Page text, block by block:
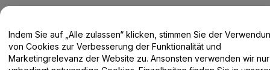
Hilfe-Center / Kontakt
Indem Sie auf „Alle zulassen“ klicken, stimmen Sie der
von Cookies zur Verbesserung der Funktionalität und
Marketingrelevanz der Website zu. Ansonsten verwenden wir nur